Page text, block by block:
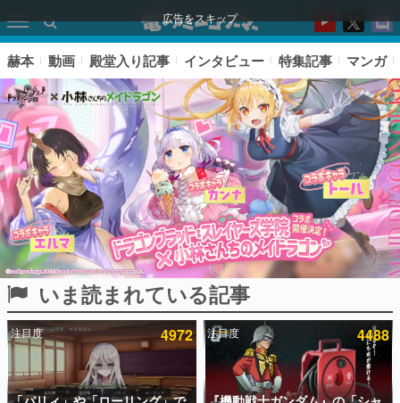
広告をスキップ
ピックアップ
電ファミのいま読まれている記事ランキング
アプリセール情報
赫本 動画 殿堂入り記事 インタビュー 特集記事 マンガ
いま読まれている記事
注目度 4972 注目度 4488